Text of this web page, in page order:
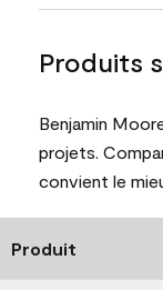
Produits
Benjamin
projets.
convient le
Produit